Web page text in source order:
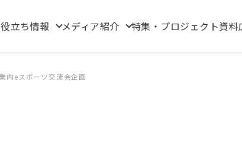
立ち情報 メディア紹介 特集・プロジェクト資料
内eスポーツ交流会企画